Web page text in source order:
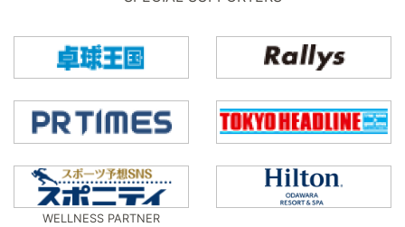
WELLNESS PARTNER